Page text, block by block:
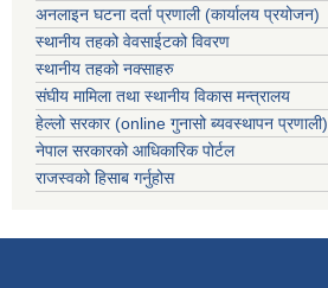
अनलाइन घटना दर्ता प्रणाली (कार्यालय प्रयोजन)
स्थानीय तहको वेवसाईटको विवरण
स्थानीय तहको नक्साहरु
संघीय मामिला तथा स्थानीय विकास मन्त्रालय
हेल्लो सरकार (online गुनासो ब्यवस्थापन प्रणाली)
नेपाल सरकारको आधिकारिक पोर्टल
राजस्वको हिसाब गर्नुहोस